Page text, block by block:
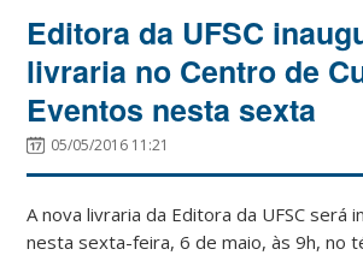
Editora da UFSC
livraria no Centro de
Eventos nesta sexta
05/05/2016 11:21
A nova livraria da Editora da UFSC será
nesta sexta-feira, 6 de maio, às 9h, no